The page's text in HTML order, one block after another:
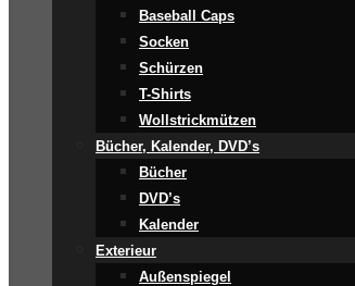
Baseball Caps
Socken
Schürzen
T-Shirts
Wollstrickmützen
Bücher, Kalender, DVD’s
Bücher
DVD’s
Kalender
Exterieur
Außenspiegel